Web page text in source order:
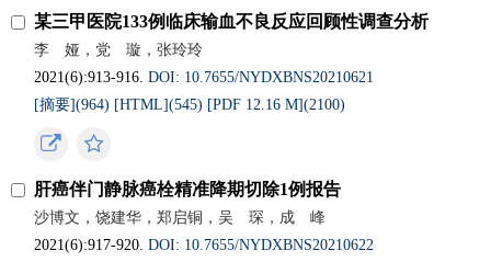
某三甲医院133例临床输血不良反应回顾性调查分析
李 娅，党 璇，张玲玲
2021(6):913-916.DOI: 10.7655/NYDXBNS20210621
[摘要](964) [HTML](545) [PDF 12.16 M](2100)
肝癌伴门静脉癌栓精准降期切除1例报告
沙博文，饶建华，郑启铜，吴 琛，成 峰
2021(6):917-920.DOI: 10.7655/NYDXBNS20210622